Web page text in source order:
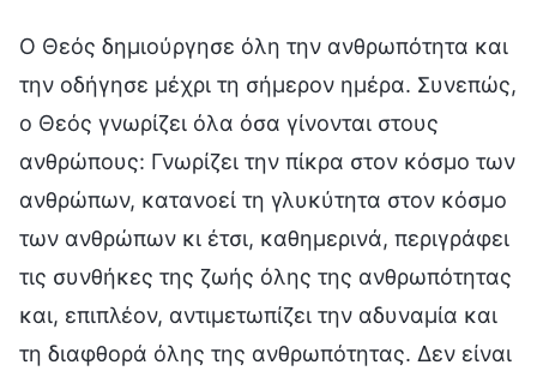
Ο Θεός δημιούργησε όλη την ανθρωπότητα και
την οδήγησε μέχρι τη σήμερον ημέρα. Συνεπώς,
ο Θεός γνωρίζει όλα όσα γίνονται στους
ανθρώπους: Γνωρίζει την πίκρα στον κόσμο των
ανθρώπων, κατανοεί τη γλυκύτητα στον κόσμο
των ανθρώπων κι έτσι, καθημερινά, περιγράφει
τις συνθήκες της ζωής όλης της ανθρωπότητας
και, επιπλέον, αντιμετωπίζει την αδυναμία και
τη διαφθορά όλης της ανθρωπότητας. Δεν είναι